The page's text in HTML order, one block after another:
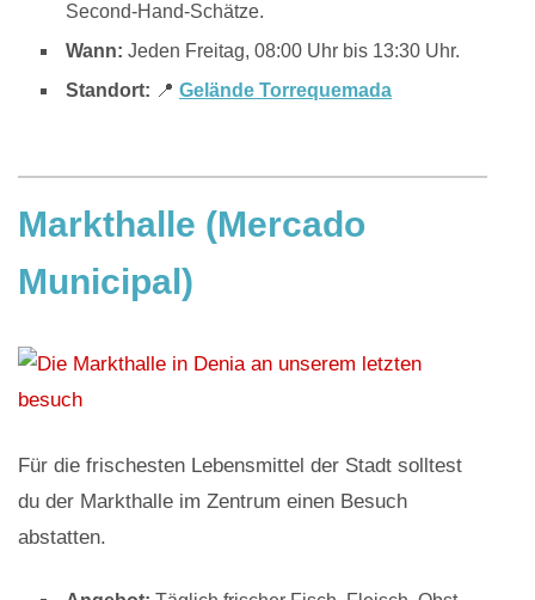
Second-Hand-Schätze.
Wann: Jeden Freitag, 08:00 Uhr bis 13:30 Uhr.
Standort: 📍 Gelände Torrequemada
Markthalle (Mercado
Municipal)
Für die frischesten Lebensmittel der Stadt solltest
du der Markthalle im Zentrum einen Besuch
abstatten.